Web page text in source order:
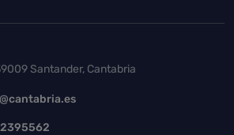
de página
Santander, Cantabria